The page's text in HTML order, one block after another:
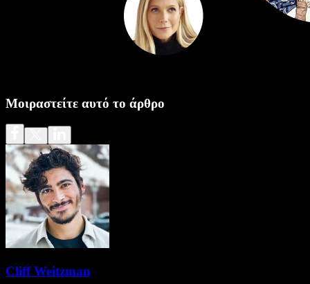
Μοιραστείτε αυτό το άρθρο
Cliff Weitzman